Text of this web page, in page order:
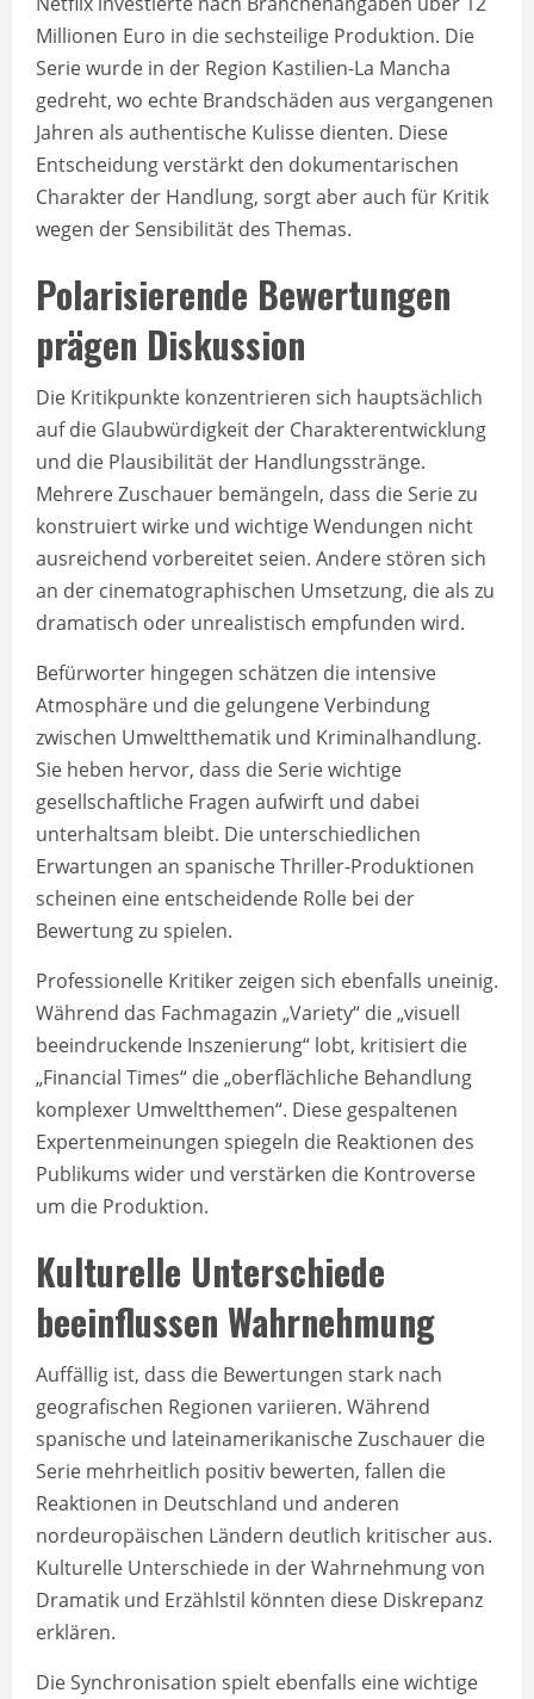
Millionen Euro in die sechsteilige Produktion. Die
Serie wurde in der Region Kastilien-La Mancha
gedreht, wo echte Brandschäden aus vergangenen
Jahren als authentische Kulisse dienten. Diese
Entscheidung verstärkt den dokumentarischen
Charakter der Handlung, sorgt aber auch für Kritik
wegen der Sensibilität des Themas.
Polarisierende Bewertungen
prägen Diskussion
Die Kritikpunkte konzentrieren sich hauptsächlich
auf die Glaubwürdigkeit der Charakterentwicklung
und die Plausibilität der Handlungsstränge.
Mehrere Zuschauer bemängeln, dass die Serie zu
konstruiert wirke und wichtige Wendungen nicht
ausreichend vorbereitet seien. Andere stören sich
an der cinematographischen Umsetzung, die als zu
dramatisch oder unrealistisch empfunden wird.
Befürworter hingegen schätzen die intensive
Atmosphäre und die gelungene Verbindung
zwischen Umweltthematik und Kriminalhandlung.
Sie heben hervor, dass die Serie wichtige
gesellschaftliche Fragen aufwirft und dabei
unterhaltsam bleibt. Die unterschiedlichen
Erwartungen an spanische Thriller-Produktionen
scheinen eine entscheidende Rolle bei der
Bewertung zu spielen.
Professionelle Kritiker zeigen sich ebenfalls uneinig.
Während das Fachmagazin „Variety“ die „visuell
beeindruckende Inszenierung“ lobt, kritisiert die
„Financial Times“ die „oberflächliche Behandlung
komplexer Umweltthemen“. Diese gespaltenen
Expertenmeinungen spiegeln die Reaktionen des
Publikums wider und verstärken die Kontroverse
um die Produktion.
Kulturelle Unterschiede
beeinflussen Wahrnehmung
Auffällig ist, dass die Bewertungen stark nach
geografischen Regionen variieren. Während
spanische und lateinamerikanische Zuschauer die
Serie mehrheitlich positiv bewerten, fallen die
Reaktionen in Deutschland und anderen
nordeuropäischen Ländern deutlich kritischer aus.
Kulturelle Unterschiede in der Wahrnehmung von
Dramatik und Erzählstil könnten diese Diskrepanz
erklären.
Die Synchronisation spielt ebenfalls eine wichtige